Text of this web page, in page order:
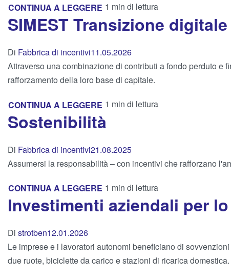
CONTINUA A LEGGERE 1 min di lettura
SIMEST Transizione
Di Fabbrica di incentivi11.05.2026
Attraverso una combinazione di contributi a fondo perduto
rafforzamento della loro base di capitale.
CONTINUA A LEGGERE 1 min di lettura
Sostenibilità
Di Fabbrica di incentivi21.08.2025
Assumersi la responsabilità – con incentivi che rafforzano
CONTINUA A LEGGERE 1 min di lettura
Investimenti aziendali per
Di strotben12.01.2026
Le imprese e i lavoratori autonomi beneficiano di
due ruote, biciclette da carico e stazioni di ricarica domestica.